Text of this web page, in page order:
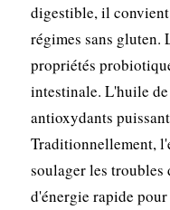
digestible, il
régimes sans gluten.
propriétés
intestinale. L'huile
antioxydants
Traditionnellement,
soulager les troubles
d'énergie rapide